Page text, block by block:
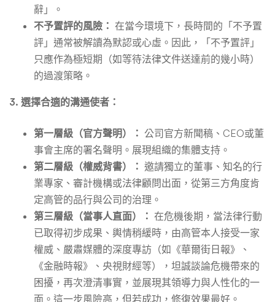
辭」。
不予置評的風險： 在當今環境下，長時間的「不予置
評」通常被解讀為默認或心虛。因此，「不予置評」
只應作為極短期（如等待法律文件送達前的幾小時）
的過渡策略。
3. 選擇合適的溝通使者：
第一層級（官方聲明）： 公司官方新聞稿、CEO或董
事會主席的署名聲明。展現組織的集體支持。
第二層級（權威背書）： 邀請獨立的董事、知名的行
業專家、審計機構或法律顧問出面，從第三方角度肯
定高管的品行與公司的治理。
第三層級（當事人直面）： 在危機後期，當法律行動
已取得初步成果、輿情稍緩時，由高管本人接受一家
權威、嚴肅媒體的深度專訪（如《華爾街日報》、
《金融時報》、央視財經等），坦誠談論危機帶來的
困擾，再次澄清事實，並展現其領導力與人性化的一
面。這一步風險高，但若成功，修復效果最好。